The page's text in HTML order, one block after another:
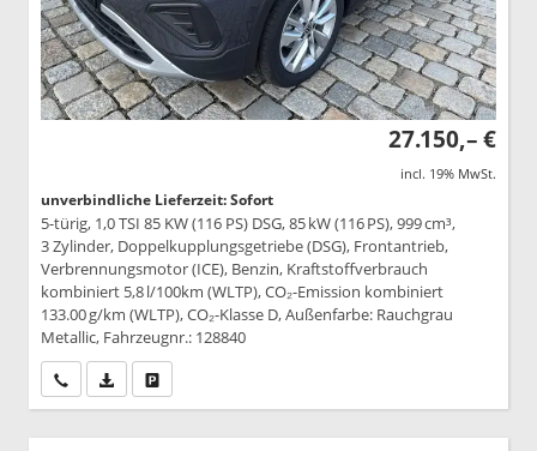
27.150,– €
incl. 19% MwSt.
unverbindliche Lieferzeit: Sofort
5-türig, 1,0 TSI 85 KW (116 PS) DSG, 85 kW (116 PS), 999 cm³,
3 Zylinder, Doppelkupplungsgetriebe (DSG), Frontantrieb,
Verbrennungsmotor (ICE), Benzin, Kraftstoffverbrauch
kombiniert 5,8 l/100km (WLTP), CO₂-Emission kombiniert
133.00 g/km (WLTP), CO₂-Klasse D, Außenfarbe: Rauchgrau
Metallic, Fahrzeugnr.: 128840
Wir rufen Sie anPDF-Datei, Fahrzeugexposé drucken